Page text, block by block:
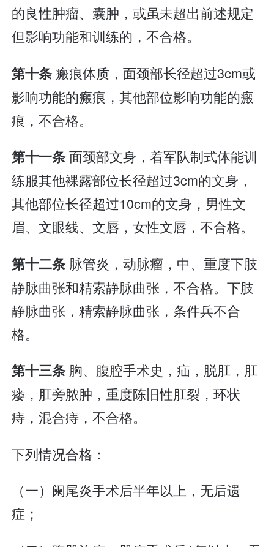
的良性肿瘤、囊肿，或虽未超出前述规定
但影响功能和训练的，不合格。
第十条 瘢痕体质，面颈部长径超过3cm或
影响功能的瘢痕，其他部位影响功能的瘢
痕，不合格。
第十一条面颈部文身，着军队制式体能训
练服其他裸露部位长径超过3cm的文身，
其他部位长径超过10cm的文身，男性文
眉、文眼线、文唇，女性文唇，不合格。
第十二条 脉管炎，动脉瘤，中、重度下肢
静脉曲张和精索静脉曲张，不合格。下肢
静脉曲张，精索静脉曲张，条件兵不合
格。
第十三条 胸、腹腔手术史，疝，脱肛，肛
瘘，肛旁脓肿，重度陈旧性肛裂，环状
痔，混合痔，不合格。
下列情况合格：
（一）阑尾炎手术后半年以上，无后遗
症；